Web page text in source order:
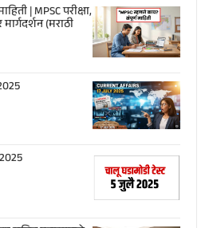
| MPSC परीक्षा,
(मराठी